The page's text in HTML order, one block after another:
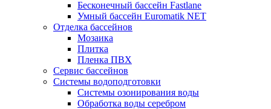
Бесконечный бассейн Fastlane
Умный бассейн Euromatik NET
Отделка бассейнов
Мозаика
Плитка
Пленка ПВХ
Сервис бассейнов
Системы водоподготовки
Системы озонирования воды
Обработка воды серебром